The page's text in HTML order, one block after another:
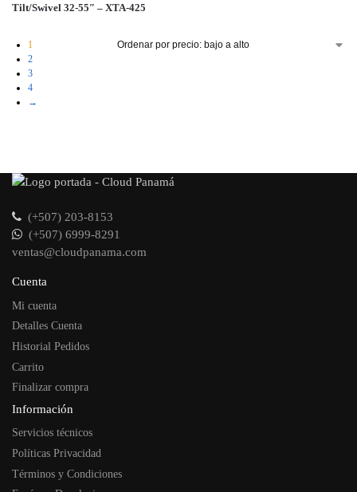
Tilt/Swivel 32-55″ – XTA-425
1
2
3
4
→
(+507) 203-8153
(+507) 6999-8291
ventas@cloudpanama.com
Cuenta
Mi cuenta
Detalles Cuenta
Historial Pedidos
Carrito
Finalizar compra
Información
Servicios técnicos
Políticas Privacidad
Términos y Condiciones